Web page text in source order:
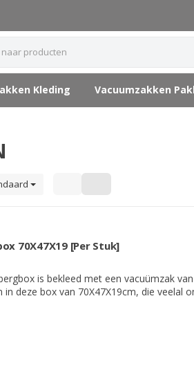
Kleding Vacuumzakken
70X47X19 [Per Stuk]
is bekleed met een vacuümzak
in deze box van 70X47X19cm, die